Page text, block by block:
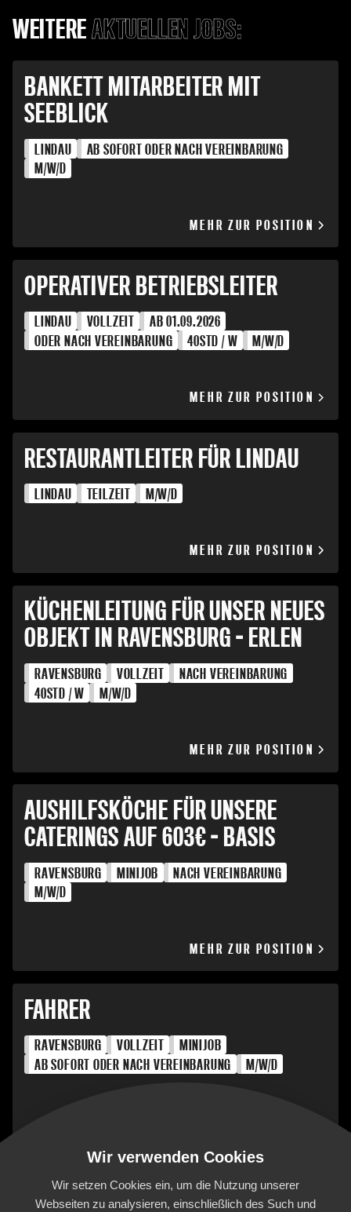
WEITEREAKTUELLEN JOBS:
BANKETT MITARBEITER MIT
SEEBLICK
LINDAU
AB SOFORT ODER NACH VEREINBARUNG
M/W/D
MEHR ZUR POSITION
OPERATIVER BETRIEBSLEITER
LINDAU VOLLZEIT
AB 01.09.2026
ODER NACH VEREINBARUNG
40STD / W M/W/D
MEHR ZUR POSITION
RESTAURANTLEITER FÜR LINDAU
LINDAU TEILZEIT M/W/D
MEHR ZUR POSITION
KÜCHENLEITUNG FÜR UNSER NEUES
OBJEKT IN RAVENSBURG - ERLEN
RAVENSBURG VOLLZEIT
NACH VEREINBARUNG
40STD / W M/W/D
MEHR ZUR POSITION
AUSHILFSKÖCHE FÜR UNSERE
CATERINGS AUF 603€ - BASIS
RAVENSBURG MINIJOB
NACH VEREINBARUNG
M/W/D
MEHR ZUR POSITION
FAHRER
RAVENSBURG VOLLZEIT
MINIJOB
AB SOFORT ODER NACH VEREINBARUNG
M/W/D
Wir verwenden Cookies
Wir setzen Cookies ein, um die Nutzung unserer
Webseiten zu analysieren, einschließlich des Such und